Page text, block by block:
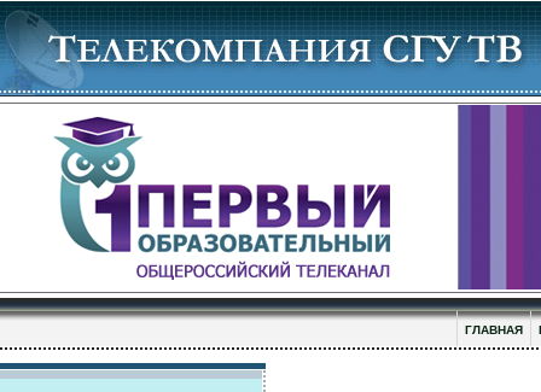
ГЛАВНАЯ